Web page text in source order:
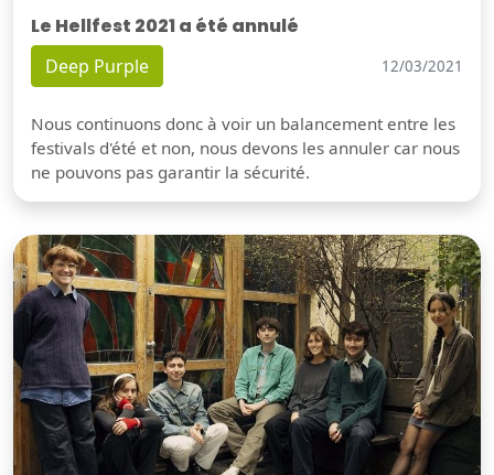
Le Hellfest 2021 a été annulé
Deep Purple 12/03/2021
Nous continuons donc à voir un balancement entre les
festivals d'été et non, nous devons les annuler car nous
ne pouvons pas garantir la sécurité.